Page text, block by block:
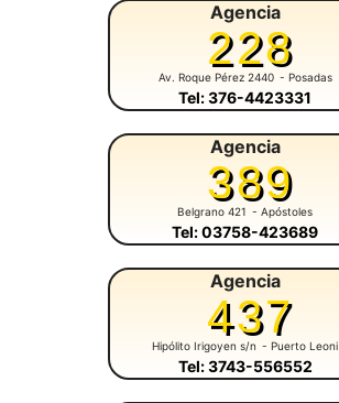
Agencia
228
Av. Roque Pérez 2440 - Posadas
Tel: 376-4423331
Agencia
389
Belgrano 421 - Apóstoles
Tel: 03758-423689
Agencia
437
Hipólito Irigoyen s/n - Puerto Leoni
Tel: 3743-556552